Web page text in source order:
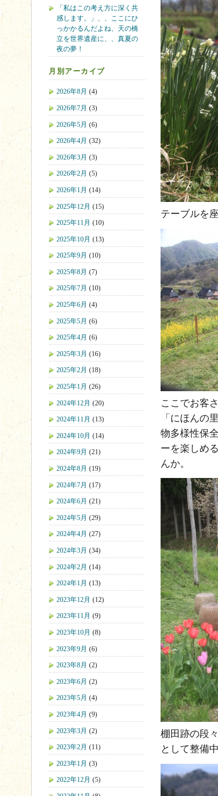
テーブルを
ここでお客
「にほんの
物多様性保
ーを楽しめ
んか。
棚田跡の段
として整備
「私はこの考え方に深く共
感します。」、、ここにひ
っかかるんだよね、天の橋
立を世界遺産に、、真夏の
夜の夢！
月別アーカイブ
2026年8月 (4)
2026年7月 (3)
2026年5月 (6)
2026年4月 (32)
2026年3月 (3)
2026年2月 (5)
2026年1月 (14)
2025年12月 (15)
2025年11月 (10)
2025年10月 (13)
2025年9月 (10)
2025年8月 (7)
2025年7月 (10)
2025年6月 (4)
2025年5月 (6)
2025年4月 (6)
2025年3月 (16)
2025年2月 (18)
2025年1月 (26)
2024年12月 (20)
2024年11月 (13)
2024年10月 (14)
2024年9月 (21)
2024年8月 (19)
2024年7月 (17)
2024年6月 (21)
2024年5月 (29)
2024年4月 (27)
2024年3月 (34)
2024年2月 (14)
2024年1月 (13)
2023年12月 (12)
2023年11月 (9)
2023年10月 (8)
2023年9月 (6)
2023年8月 (2)
2023年6月 (2)
2023年5月 (4)
2023年4月 (9)
2023年3月 (2)
2023年2月 (11)
2023年1月 (3)
2022年12月 (5)